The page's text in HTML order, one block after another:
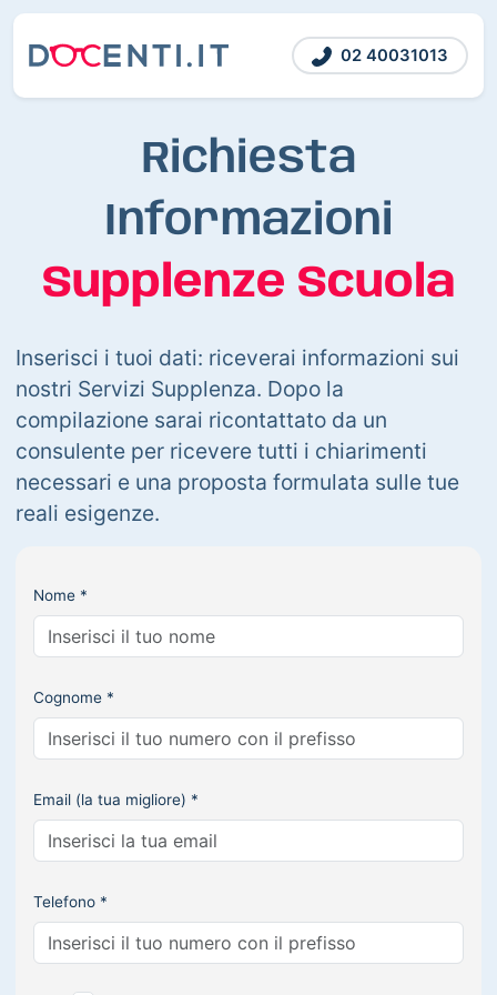
02 40031013
Richiesta
Informazioni
Supplenze Scuola
Inserisci i tuoi dati: riceverai informazioni sui
nostri Servizi Supplenza. Dopo la
compilazione sarai ricontattato da un
consulente per ricevere tutti i chiarimenti
necessari e una proposta formulata sulle tue
reali esigenze.
Nome *
Cognome *
Email (la tua migliore) *
Telefono *